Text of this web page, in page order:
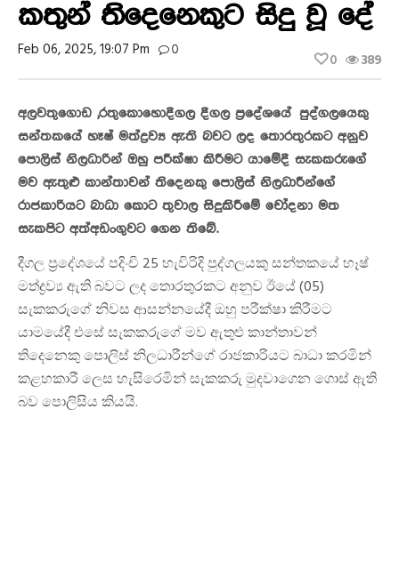
කතුන් තිදෙනෙකුට සිදු වූ දේ
Feb 06, 2025, 19:07 Pm 0 389
0
අලවතුගොඩ ,රතුකොහොදීගල දීගල ප්‍රදේශයේ පුද්ගලයෙකු
සන්තකයේ හෑෂ් මත්ද්‍රව්‍ය ඇති බවට ලද තොරතුරකට අනුව
පොලිස් නිලධාරින් ඔහු පරීක්ෂා කිරීමට යාමේදී සැකකරුගේ
මව ඇතුළු කාන්තාවන් තිදෙනකු පොලිස් නිලධාරීන්ගේ
රාජකාරියට බාධා කොට තුවාල සිදුකිරීමේ චෝදනා මත
සැකපිට අත්අඩංගුවට ගෙන තිබේ.
දීගල ප්‍රදේශයේ පදිංචි 25 හැවිරිදි පුද්ගලයකු සන්තකයේ හෑෂ්
මත්ද්‍රව්‍ය ඇති බවට ලද තොරතුරකට අනුව ඊයේ (05)
සැකකරුගේ නිවස ආසන්නයේදී ඔහු පරීක්ෂා කිරීමට
යාමයේදී එසේ සැකකරුගේ මව ඇතුළු කාන්තාවන්
තිදෙනෙකු පොලිස් නිලධාරීන්ගේ රාජකාරියට බාධා කරමින්
කළහකාරී ලෙස හැසිරෙමින් සැකකරු මුදවාගෙන ගොස් ඇති
බව පොලිසිය කියයි.